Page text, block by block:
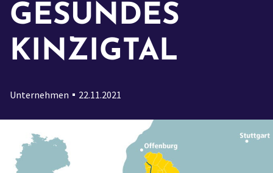
GESUNDES
KINZIGTAL
Unternehmen 22.11.2021